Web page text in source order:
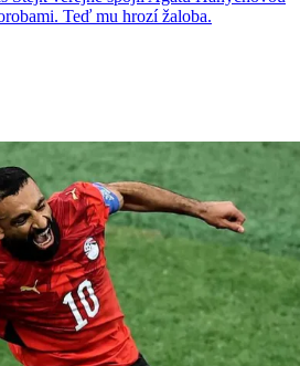
Teď mu hrozí žaloba.